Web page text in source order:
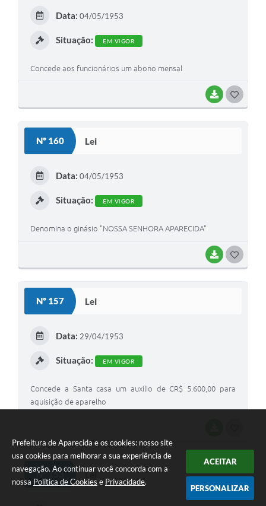
Prefeitura de Aparecida e os cookies: nosso site
usa cookies para melhorar a sua experiência de
navegação. Ao continuar você concorda com a
nossa Política de Cookies e Privacidade.
ACEITAR
PERSONALIZAR
BAIXAR
Data: 04/05/1953
Situação: EM VIGOR
Concede aos funcionários um abono mensal
Nº 160 Lei
BAIXAR
Data: 04/05/1953
Situação: EM VIGOR
Denomina o ginásio "NOSSA SENHORA APARECIDA"
Nº 157 Lei
Data: 29/04/1953
Situação: EM VIGOR
Concede a Santa casa um auxílio de CR$ 5.600,00 para
aquisição de aparelho
Nº 153 Lei